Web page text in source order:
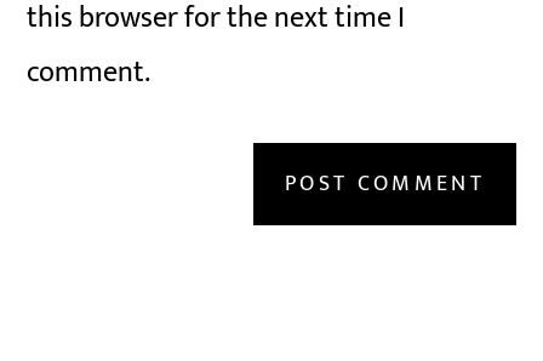
this browser for the next time I
comment.